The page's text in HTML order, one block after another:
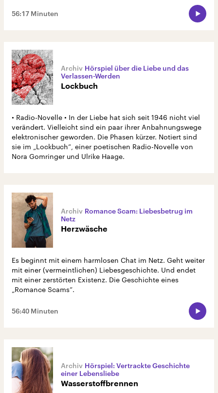
56:17 Minuten
Hörspiel über die Liebe und das
Verlassen-Werden
Lockbuch
• Radio-Novelle • In der Liebe hat sich seit 1946 nicht viel
verändert. Vielleicht sind ein paar ihrer Anbahnungswege
elektronischer geworden. Die Phasen kürzer. Notiert sind
sie im „Lockbuch“, einer poetischen Radio-Novelle von
Nora Gomringer und Ulrike Haage.
Romance Scam: Liebesbetrug im
Netz
Herzwäsche
Es beginnt mit einem harmlosen Chat im Netz. Geht weiter
mit einer (vermeintlichen) Liebesgeschichte. Und endet
mit einer zerstörten Existenz. Die Geschichte eines
„Romance Scams“.
56:40 Minuten
Hörspiel: Vertrackte Geschichte
einer Lebensliebe
Wasserstoffbrennen